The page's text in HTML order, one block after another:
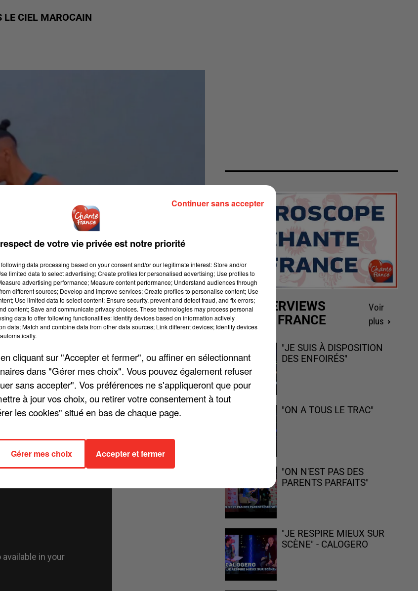
LE CIEL MAROCAIN
Betti a dévoilé le clip de « La vie sait », tourné au
écrit par Nazim Khaled, celle révélée il y a 16 ans déjà
marocains dépaysants. Priscilla en profite même pour
remarquable tout au long de « Danse avec les stars »
LES INTERVIEWS
CHANTE FRANCE
Voir
plus
"JE SUIS À DISPOSITION
DES ENFOIRÉS"
"ON A TOUS LE TRAC"
"ON N'EST PAS DES
PARENTS PARFAITS"
"JE RESPIRE MIEUX SUR
SCÈNE" - CALOGERO
de votre vie privée est notre priorité
data processing based on your consent and/or our legitimate interest: Store and/or
limited data to select advertising; Create profiles for personalised advertising; Use profiles to
advertising performance; Measure content performance; Understand audiences through
different sources; Develop and improve services; Create profiles to personalise content; Use
Use limited data to select content; Ensure security, prevent and detect fraud, and fix errors;
content; Save and communicate privacy choices. These technologies may process personal
data to offer following functionalities: Identify devices based on information actively
data; Match and combine data from other data sources; Link different devices; Identify devices
cliquant sur "Accepter et fermer", ou affiner en sélectionnant
dans "Gérer mes choix". Vous pouvez également refuser
sans accepter". Vos préférences ne s'appliqueront que pour
à jour vos choix, ou retirer votre consentement à tout
les cookies" situé en bas de chaque page.
Gérer mes choix Accepter et fermer
Continuer sans accepter